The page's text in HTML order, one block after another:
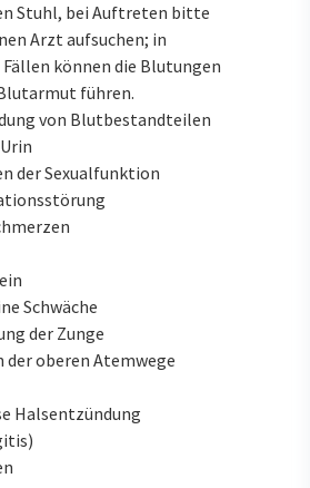
Stuhl, bei Auftreten bitte
Arzt aufsuchen; in
können die Blutungen
führen.
von Blutbestandteilen
der Sexualfunktion
Schwäche
der Zunge
oberen Atemwege
Halsentzündung